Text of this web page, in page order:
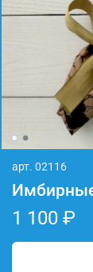
арт. 02116
1 100 ₽